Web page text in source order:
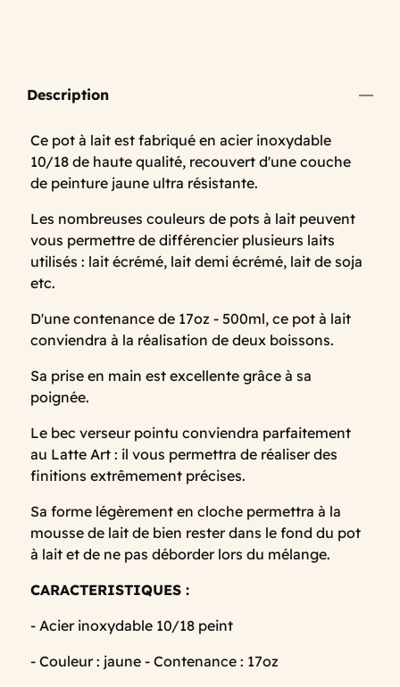
Description
Ce pot à lait est fabriqué en acier inoxydable
10/18 de haute qualité, recouvert d'une couche
de peinture jaune ultra résistante.
Les nombreuses couleurs de pots à lait peuvent
vous permettre de différencier plusieurs laits
utilisés : lait écrémé, lait demi écrémé, lait de soja
etc.
D'une contenance de 17oz - 500ml, ce pot à lait
conviendra à la réalisation de deux boissons.
Sa prise en main est excellente grâce à sa
poignée.
Le bec verseur pointu conviendra parfaitement
au Latte Art : il vous permettra de réaliser des
finitions extrêmement précises.
Sa forme légèrement en cloche permettra à la
mousse de lait de bien rester dans le fond du pot
à lait et de ne pas déborder lors du mélange.
CARACTERISTIQUES :
- Acier inoxydable 10/18 peint
- Couleur : jaune - Contenance : 17oz